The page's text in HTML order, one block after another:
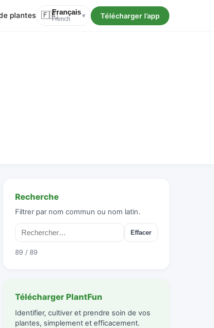
plantes 🇫🇷Français
French ▾ Télécharger l’app
Recherche
Filtrer par nom commun ou nom latin.
Effacer
89 / 89
Télécharger PlantFun
Identifier, cultiver et prendre soin de vos
plantes, simplement et efficacement.